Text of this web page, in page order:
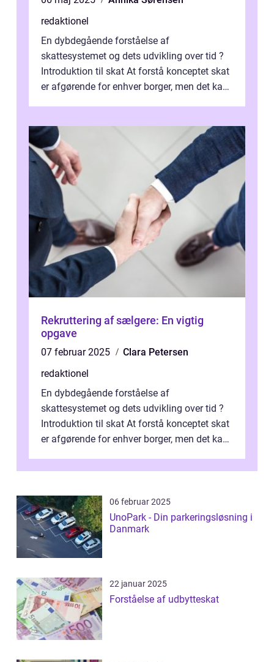
redaktionel
En dybdegående forståelse af
skattesystemet og dets udvikling over tid ?
Introduktion til skat At forstå konceptet skat
er afgørende for enhver borger, men det kan
Rekruttering af sælgere: En vigtig
opgave
07 februar 2025
Clara Petersen
redaktionel
En dybdegående forståelse af
skattesystemet og dets udvikling over tid ?
Introduktion til skat At forstå konceptet skat
er afgørende for enhver borger, men det kan
06 februar 2025
UnoPark - Din parkeringsløsning i
Danmark
22 januar 2025
Forståelse af udbytteskat